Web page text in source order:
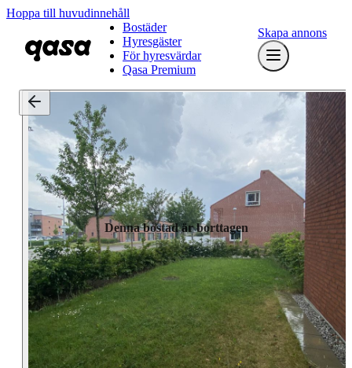
Hoppa till huvudinnehåll
Bostäder
Hyresgäster
För hyresvärdar
Qasa Premium
Skapa annons
Denna bostad är borttagen